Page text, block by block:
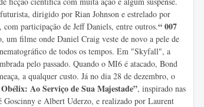
dirigido por Rian Johnson e estrelado por
participação de Jeff Daniels, entre outros.“007
um filme onde Daniel Craig veste de novo a pele de
de todos os tempos. Em "Skyfall", a
pelo passado. Quando o MI6 é atacado, Bond
a qualquer custo. Já no dia 28 de dezembro, o
Ao Serviço de Sua Majestade”, inspirado nas
Goscinny e Albert Uderzo, e realizado por Laurent